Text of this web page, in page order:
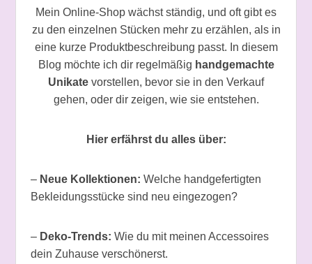
Mein Online-Shop wächst ständig, und oft gibt es
zu den einzelnen Stücken mehr zu erzählen, als in
eine kurze Produktbeschreibung passt. In diesem
Blog möchte ich dir regelmäßig handgemachte
Unikate vorstellen, bevor sie in den Verkauf
gehen, oder dir zeigen, wie sie entstehen.
Hier erfährst du alles über:
– Neue Kollektionen: Welche handgefertigten
Bekleidungsstücke sind neu eingezogen?
– Deko-Trends: Wie du mit meinen Accessoires
dein Zuhause verschönerst.